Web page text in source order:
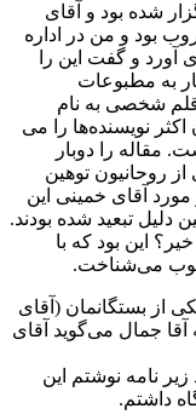
شده بود و آقای
بود و من در اداره
آورد و گفت این را
به مطبوعات
قلم شخصی به نام
نویسنده‌ها را می
مقاله را دوبار
روحانیون توهین
آقای خمینی این
داده و به همین دلیل تبعید شده بودند.
این بود که با
خوب می‌شناخت.
از بستگانمان (آقای
جمال می‌گوید آقای
نامه نوشتم این
داشتم.